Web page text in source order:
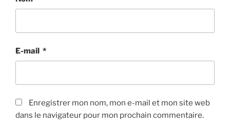
E-mail *
Enregistrer mon nom, mon e-mail et mon site web
dans le navigateur pour mon prochain commentaire.